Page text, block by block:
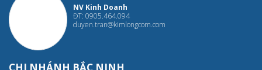
NV Kinh Doanh
ĐT: 0905.464.094
duyen.tran@kimlongcom.com